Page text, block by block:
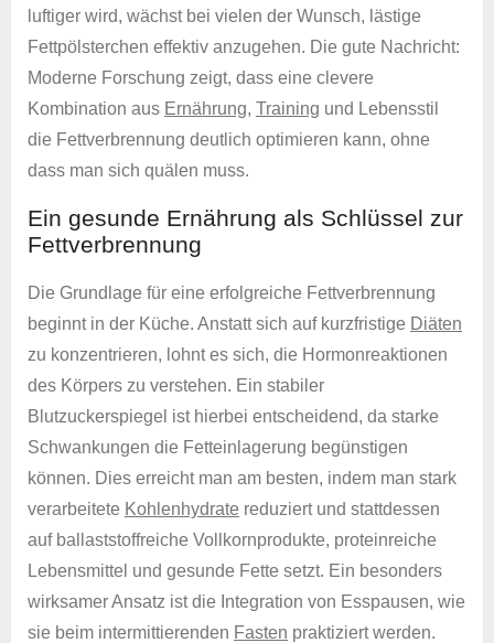
luftiger wird, wächst bei vielen der Wunsch, lästige
Fettpölsterchen effektiv anzugehen. Die gute Nachricht:
Moderne Forschung zeigt, dass eine clevere
Kombination aus Ernährung, Training und Lebensstil
die Fettverbrennung deutlich optimieren kann, ohne
dass man sich quälen muss.
Ein gesunde Ernährung als Schlüssel zur
Fettverbrennung
Die Grundlage für eine erfolgreiche Fettverbrennung
beginnt in der Küche. Anstatt sich auf kurzfristige Diäten
zu konzentrieren, lohnt es sich, die Hormonreaktionen
des Körpers zu verstehen. Ein stabiler
Blutzuckerspiegel ist hierbei entscheidend, da starke
Schwankungen die Fetteinlagerung begünstigen
können. Dies erreicht man am besten, indem man stark
verarbeitete Kohlenhydrate reduziert und stattdessen
auf ballaststoffreiche Vollkornprodukte, proteinreiche
Lebensmittel und gesunde Fette setzt. Ein besonders
wirksamer Ansatz ist die Integration von Esspausen, wie
sie beim intermittierenden Fasten praktiziert werden.